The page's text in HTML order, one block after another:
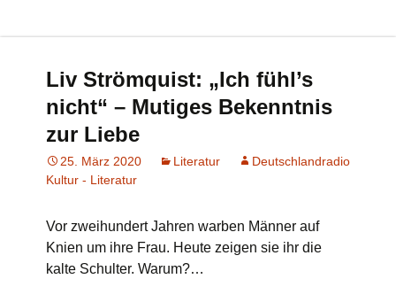
Liv Strömquist: „Ich fühl’s
nicht“ – Mutiges Bekenntnis
zur Liebe
25. März 2020 Literatur
Deutschlandradio
Kultur - Literatur
Vor zweihundert Jahren warben Männer auf
Knien um ihre Frau. Heute zeigen sie ihr die
kalte Schulter. Warum?…